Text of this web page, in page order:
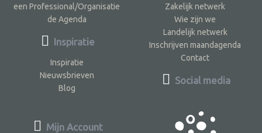
een Professional/Organisatie
de Agenda
Inspiratie
Inspiratie
Nieuwsbrieven
Blog
Zakelijk netwerk
Wie zijn we
Landelijk netwerk
Inschrijven maandagenda
Contact
Social media
Mijn Account